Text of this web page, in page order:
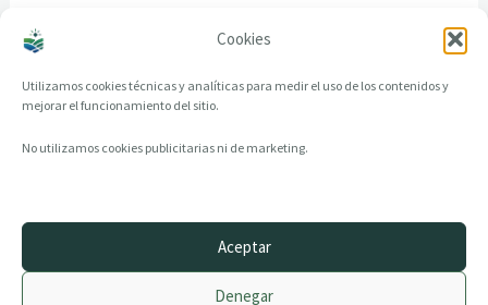
Cookies
Utilizamos cookies técnicas y analíticas para medir el uso de los contenidos y
mejorar el funcionamiento del sitio.
No utilizamos cookies publicitarias ni de marketing.
Aceptar
Denegar
estival visitan la ciudad del Cabe”
© 2014–2026 creandotuprovincia.es · Todos los derechos reservados